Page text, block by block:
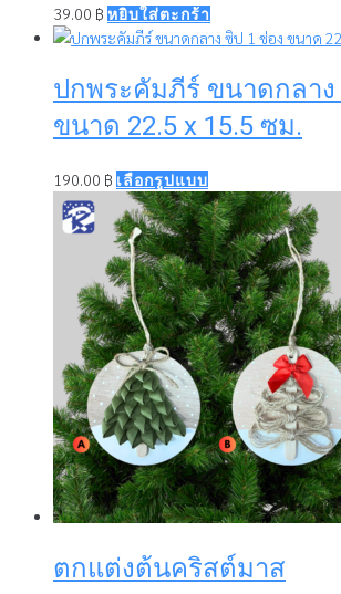
39.00 ฿ หยิบใส่ตะกร้า
ปกพระคัมภีร์ ขนาดกลาง
ขนาด 22.5 x 15.5 ซม.
190.00 ฿ เลือกรูปแบบThis
product
has
multiple
variants.
The
options
may
be
chosen
on
the
product
page
ตกแต่งต้นคริสต์มาส